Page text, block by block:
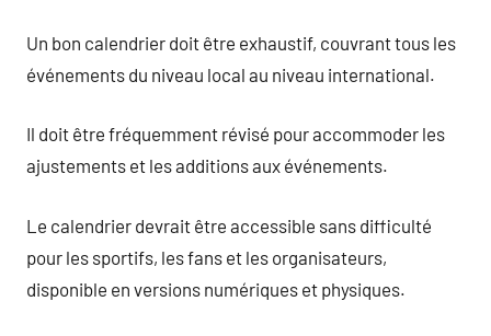
Un bon calendrier doit être exhaustif, couvrant tous les
événements du niveau local au niveau international.
Il doit être fréquemment révisé pour accommoder les
ajustements et les additions aux événements.
Le calendrier devrait être accessible sans difficulté
pour les sportifs, les fans et les organisateurs,
disponible en versions numériques et physiques.